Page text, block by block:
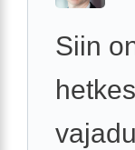
Siin